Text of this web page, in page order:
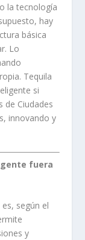
la tecnología
hay
básica
Lo
Tequila
si
de Ciudades
innovando y
fuera
según el
y